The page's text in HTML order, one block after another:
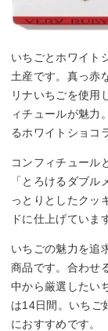
いちごとホワイト
土産です。真っ赤
リナいちごを使用
ィチュールが魅力
るホワイトショコ
コンフィチュール
「とろけるダブ
っとりとしたクッ
ドに仕上げていま
いちごの魅力を追
商品です。合わせ
中から厳選したい
は14日間。いちご
におすすめです。